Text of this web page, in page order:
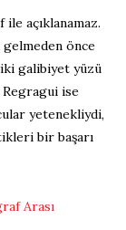
ile açıklanamaz.
gelmeden önce
iki galibiyet yüzü
ise
yetenekliydi,
bir başarı